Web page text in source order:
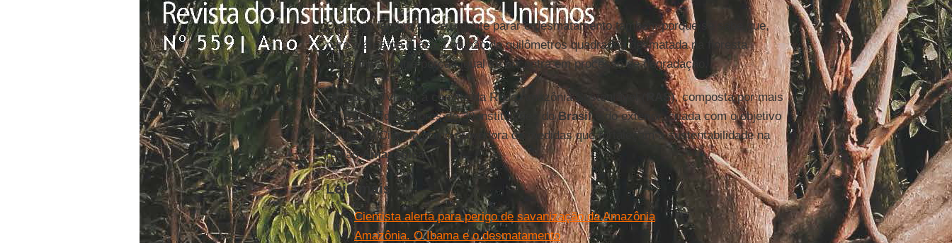
O estudo lembra que é urgente parar o desmatamento também porque se sabe que,
para a área de quase 1 milhão de quilômetros quadrados desmatada na floresta
amazônica, outra porção igual se encontra em processo de degradação.
*A repórter viajou a convite da Rede Amazônia Sustentável ( RAS), composta por mais
de 100 pesquisadores de 30 instituições doBrasile do exterior, criada com o objetivo
de usar a Ciência como provedora de medidas que fortaleçam a sustentabilidade na
regiãoAmazônica.
Leia mais
Cientista alerta para perigo de savanização da Amazônia
Amazônia. O Ibama e o desmatamento